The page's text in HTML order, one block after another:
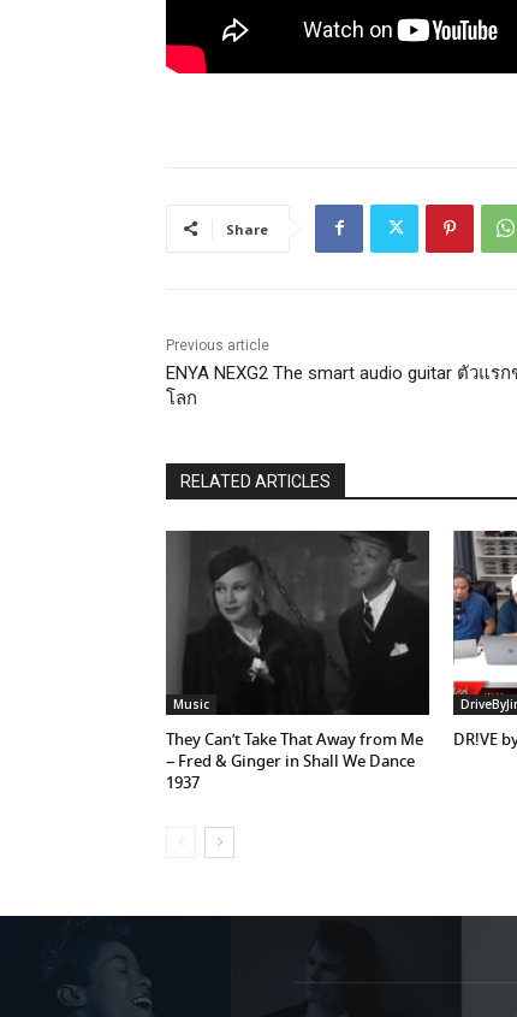
Share
Previous article
ENYA NEXG2 The smart audio guitar ตัวแรก
โลก
RELATED ARTICLES
Music
They Can’t Take That Away from Me
– Fred & Ginger in Shall We Dance
1937
DR!VE